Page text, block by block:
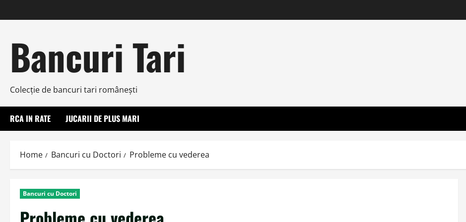
to
Bancuri Tari
Colecţie de bancuri tari româneşti
RCA IN RATE JUCARII DE PLUS MARI
Home Bancuri cu Doctori Probleme cu vederea
Bancuri cu Doctori